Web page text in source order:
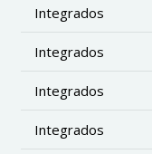
Integrados
Integrados
Integrados
Integrados